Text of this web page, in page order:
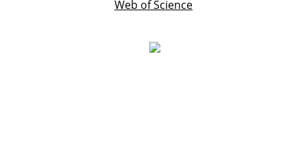
Web of Science